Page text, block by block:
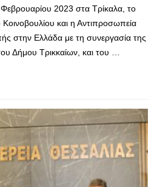
2023 στα Τρίκαλα, το
και η Αντιπροσωπεία
στην Ελλάδα με τη συνεργασία της
Δήμου Τρικκαίων, και του …